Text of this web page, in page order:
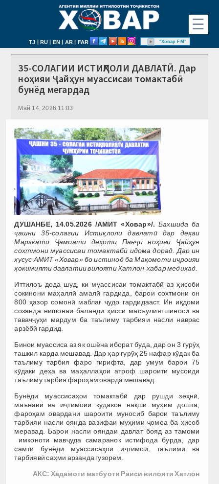
☰
TJ | RU | EN | AR | FAR "Ховар FM"
35-СОЛАГИИ ИСТИҚЛОЛИ ДАВЛАТӢ. Дар
ноҳияи Ҷайҳун муассисаи томактабӣ
бунёд мегардад
Май 14, 2026 11:03
ДУШАНБЕ, 14.05.2026 /АМИТ «Ховар»/. Бахшида ба
ҷашни 35-солагии Истиқлоли давлатӣ дар деҳаи
Марзкати Ҷамоати деҳоти Панҷи ноҳияи Ҷайҳун
сохтмони муассисаи томактабӣ идома дорад. Дар ин
хусус АМИТ «Ховар» бо истинод ба Мақомоти иҷроияи
ҳокимияти давлатии вилояти Хатлон хабар медиҳад.
Иттилоъ дода шуд, ки муассисаи томактабӣ аз ҳисоби
сокинони маҳаллӣ амалӣ гардида, барои сохтмони он
800 ҳазор сомонӣ маблағ ҷудо гардидааст. Ин иқдоми
созанда нишонаи баланди ҳисси масъулиятшиносӣ ва
таваҷҷуҳи мардум ба таълиму тарбияи насли наврас
арзёбӣ гардид.
Бинои муассиса аз як ошёна иборат буда, дар он 3 гурӯҳ
ташкил карда мешавад. Дар ҳар гурӯҳ 25 нафар кӯдак ба
таълиму тарбия фаро гирифта, дар умум барои 75
кӯдаки деҳа ва маҳаллаҳои атроф шароити мусоиди
таълиму тарбия фароҳам оварда мешавад.
Бунёди муассисаҳои томактабӣ дар рушди зеҳнӣ,
маънавӣ ва иҷтимоии кӯдакон нақши муҳим дошта,
фароҳам овардани шароити муносиб барои таълиму
тарбияи насли оянда вазифаи муҳими ҷомеа ба ҳисоб
меравад. Барои насли ояндаи давлат бояд аз тамоми
имконоти мавҷуда самаранок истифода бурда, дар
самти бунёди муассисаҳои иҷтимоӣ, таълимӣ ва
тарбиявӣ саҳми арзанда гузорем.
АКС: Хадамоти матбуоти Раиси вилояти Хатлон